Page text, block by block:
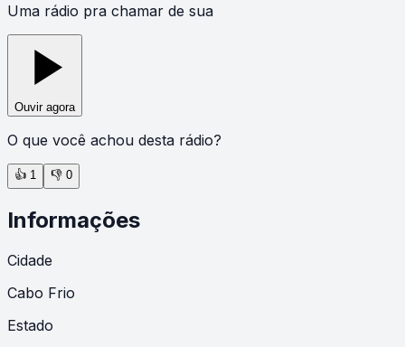
Uma rádio pra chamar de sua
Ouvir agora
O que você achou desta rádio?
👍 1 👎 0
Informações
Cidade
Cabo Frio
Estado